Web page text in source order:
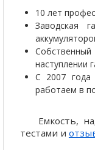
10 лет
Заводская
наступлении
С 2007 года
работаем в
Емкость,
тестами и